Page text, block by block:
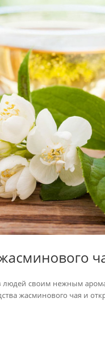
своим нежным
жасминового чая и